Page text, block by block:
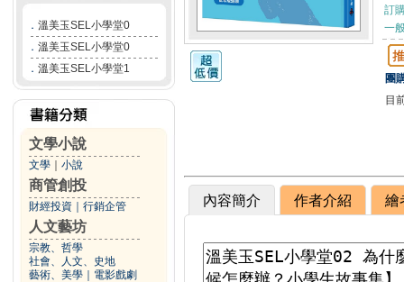
． 溫美玉SEL小學堂0
． 溫美玉SEL小學堂0
． 溫美玉SEL小學堂1
文學小說
文學 小說
商管創投
財經投資 行銷企管
人文藝坊
宗教、哲學
社會、人文、史地
藝術、美學
電影戲劇
訂
一
團
目
內容簡介 作者介紹 繪